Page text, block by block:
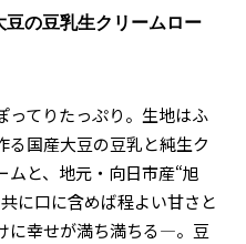
の豆乳生クリームロー
ってりたっぷり。生地はふ
る国産大豆の豆乳と純生ク
ムと、地元・向日市産“旭
に口に含めば程よい甘さと
に幸せが満ち満ちる―。豆